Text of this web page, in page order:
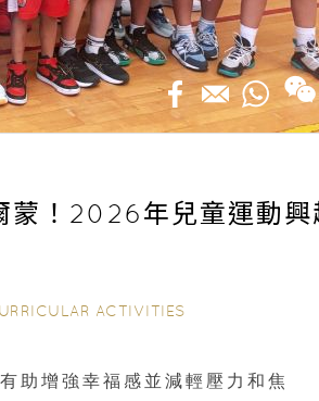
蒙！2026年兒童運動興
ACTIVITIES
助增強幸福感並減輕壓力和焦